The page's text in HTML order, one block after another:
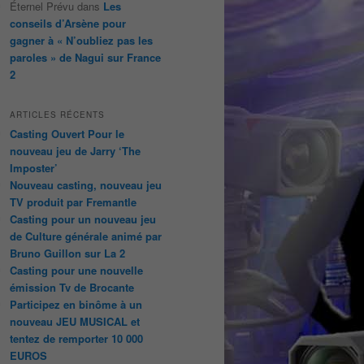
Éternel Prévu dans Les
conseils d’Arsène pour
gagner à « N’oubliez pas les
paroles » de Nagui sur France
2
ARTICLES RÉCENTS
Casting Ouvert Pour le
nouveau jeu de Jarry ‘The
Imposter’
Nouveau casting, nouveau jeu
TV produit par Fremantle
Casting pour un nouveau jeu
de Culture générale animé par
Bruno Guillon sur La 2
Casting pour une nouvelle
émission Tv de Brocante
Participez en binôme à un
nouveau JEU MUSICAL et
tentez de remporter 10 000
EUROS